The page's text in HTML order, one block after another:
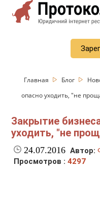
Главная Блог
опасно уходить, "не
Закрытие
уходить, "не
24.07.2016 Автор:
Просмотров :4297